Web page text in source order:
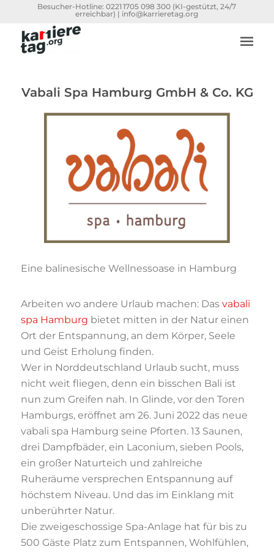
Besucher-Hotline:0221 1705 098 300 (KI-gestützt, 24/7
erreichbar) | info@karrieretag.org
Vabali Spa Hamburg GmbH & Co. KG
Eine balinesische Wellnessoase in Hamburg
Arbeiten wo andere Urlaub machen: Das vabali
spa Hamburg bietet mitten in der Natur einen
Ort der Entspannung, an dem Körper, Seele
und Geist Erholung finden.
Wer in Norddeutschland Urlaub sucht, muss
nicht weit fliegen, denn ein bisschen Bali ist
nun zum Greifen nah. In Glinde, vor den Toren
Hamburgs, eröffnet am 26. Juni 2022 das neue
vabali spa Hamburg seine Pforten. 13 Saunen,
drei Dampfbäder, ein Laconium, sieben Pools,
ein großer Naturteich und zahlreiche
Ruheräume versprechen Entspannung auf
höchstem Niveau. Und das im Einklang mit
unberührter Natur.
Die zweigeschossige Spa-Anlage hat für bis zu
500 Gäste Platz zum Entspannen, Wohlfühlen,